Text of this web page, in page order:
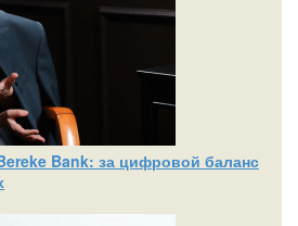
Bank: за цифровой баланс